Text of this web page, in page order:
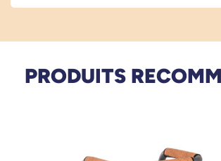
Difficile à monter.
07/02/2024
PRODUITS